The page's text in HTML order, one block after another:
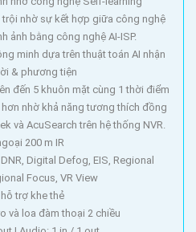
nhờ sự kết hợp giữa công nghệ
ảnh bằng công nghệ AI-ISP.
minh dựa trên thuật toán AI nhận
& phương tiện
đến 5 khuôn mặt cùng 1 thời điểm
nhờ khả năng tương thích đồng
và AcuSearch trên hệ thống NVR.
200 m IR
Digital Defog, EIS, Regional
Focus, VR View
trợ khe thẻ
và loa đàm thoại 2 chiều